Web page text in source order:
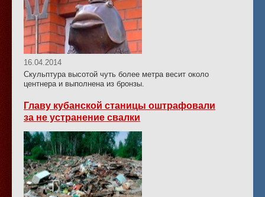
16.04.2014
Скульптура высотой чуть более метра весит около
центнера и выполнена из бронзы.
Главу кубанской станицы оштрафовали
за не устранение свалки